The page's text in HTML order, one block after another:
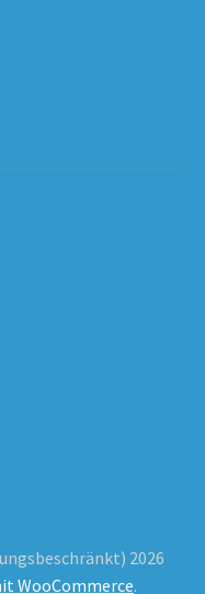
2026
WooCommerce.